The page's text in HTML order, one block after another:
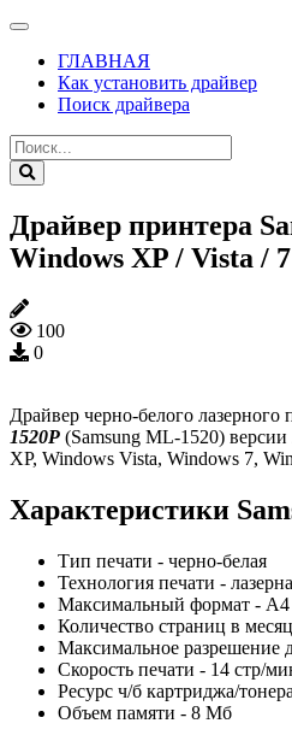
ГЛАВНАЯ
Как установить драйвер
Поиск драйвера
Драйвер принтера
Windows XP / Vista /
100
0
Драйвер черно-белого лазерного
1520P (Samsung ML-1520)
XP, Windows Vista, Windows 7,
Характеристики
Тип печати - черно-белая
Технология печати -
Максимальный формат - A4
Количество страниц в
Максимальное разрешение
Скорость печати - 14 стр/
Ресурс ч/б картриджа/
Объем памяти - 8 Мб